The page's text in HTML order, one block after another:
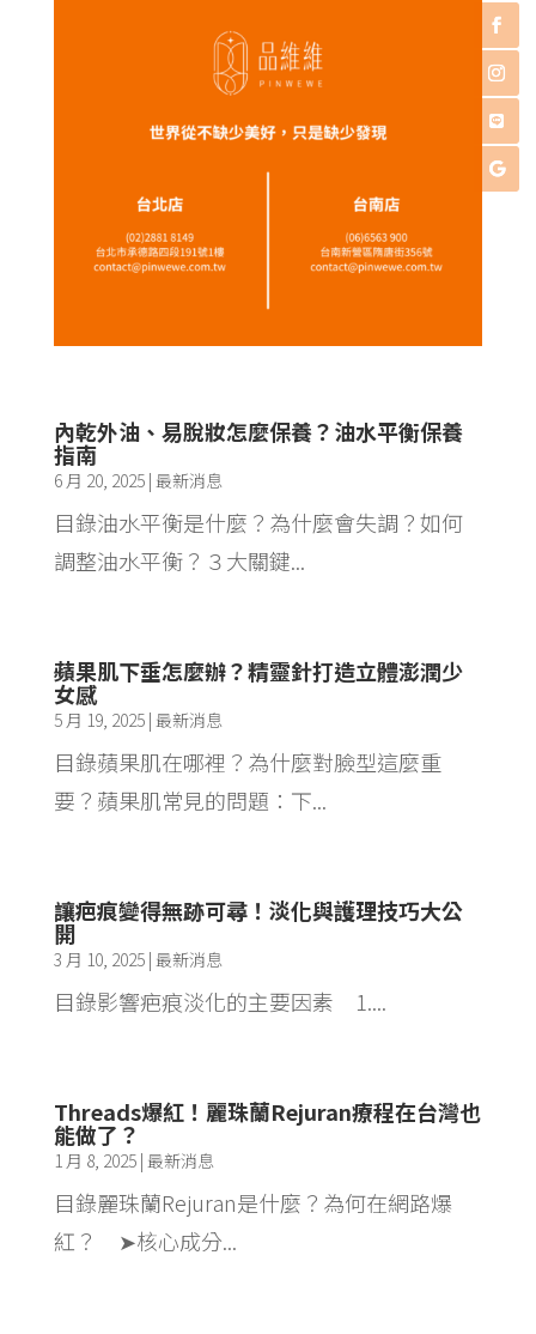
內乾外油、易脫妝怎麼保養？油水平衡保養
指南
6 月 20, 2025| 最新消息
目錄油水平衡是什麼？為什麼會失調？如何
調整油水平衡？３大關鍵...
蘋果肌下垂怎麼辦？精靈針打造立體澎潤少
女感
5 月 19, 2025| 最新消息
目錄蘋果肌在哪裡？為什麼對臉型這麼重
要？蘋果肌常見的問題：下...
讓疤痕變得無跡可尋！淡化與護理技巧大公
開
3 月 10, 2025| 最新消息
目錄影響疤痕淡化的主要因素 1....
Threads爆紅！麗珠蘭Rejuran療程在台灣也
能做了？
1 月 8, 2025| 最新消息
目錄麗珠蘭Rejuran是什麼？為何在網路爆
紅？ ➤核心成分...